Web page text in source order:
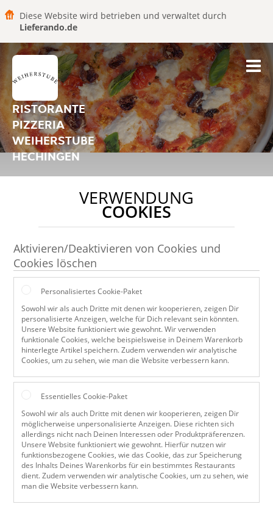
Diese Website wird betrieben und verwaltet durch
Lieferando.de
RISTORANTE
PIZZERIA
WEIHERSTUBE
HECHINGEN
VERWENDUNG
COOKIES
Aktivieren/Deaktivieren von Cookies und
Cookies löschen
Personalisiertes Cookie-Paket
Sowohl wir als auch Dritte mit denen wir kooperieren, zeigen Dir
personalisierte Anzeigen, welche für Dich relevant sein könnten.
Unsere Website funktioniert wie gewohnt. Wir verwenden
funktionale Cookies, welche beispielsweise in Deinem Warenkorb
hinterlegte Artikel speichern. Zudem verwenden wir analytische
Cookies, um zu sehen, wie man die Website verbessern kann.
Essentielles Cookie-Paket
Sowohl wir als auch Dritte mit denen wir kooperieren, zeigen Dir
möglicherweise unpersonalisierte Anzeigen. Diese richten sich
allerdings nicht nach Deinen Interessen oder Produktpräferenzen.
Unsere Website funktioniert wie gewohnt. Hierfür nutzen wir
funktionsbezogene Cookies, wie das Cookie, das zur Speicherung
des Inhalts Deines Warenkorbs für ein bestimmtes Restaurants
dient. Zudem verwenden wir analytische Cookies, um zu sehen, wie
man die Website verbessern kann.